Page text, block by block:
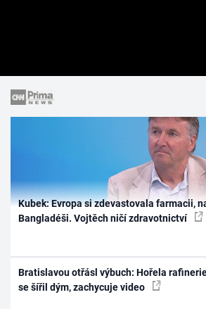
Kubek: Evropa si zdevastovala farmacii,
Bangladéši. Vojtěch ničí zdravotnictví
Bratislavou otřásl výbuch: Hořela
se šířil dým, zachycuje video